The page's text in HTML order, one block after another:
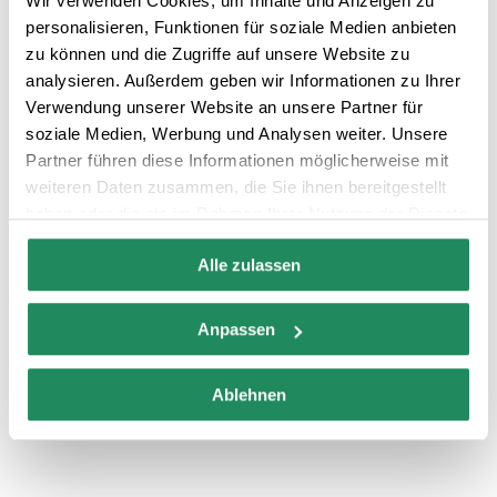
personalisieren, Funktionen für soziale Medien anbieten
zu können und die Zugriffe auf unsere Website zu
analysieren. Außerdem geben wir Informationen zu Ihrer
Verwendung unserer Website an unsere Partner für
soziale Medien, Werbung und Analysen weiter. Unsere
Partner führen diese Informationen möglicherweise mit
weiteren Daten zusammen, die Sie ihnen bereitgestellt
gesammelt haben.
Alle zulassen
Anpassen
Ablehnen
Hotel Rigat Park & SPA
Hotels